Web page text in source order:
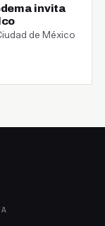
invita
de México